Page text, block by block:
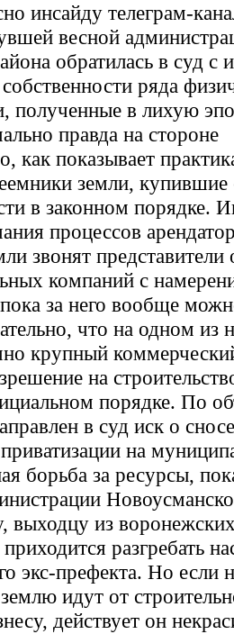
инсайду телеграм-
весной
обратилась в суд с
ряда
полученные в лихую
правда на стороне
как показывает
земли, купившие
в законном порядке.
процессов
звонят представители
компаний с
за него вообще
что на одном из
крупный
на
порядке. По
в суд иск о
на
борьба за ресурсы,
выходцу из
разгребать
экс-префекта. Но если
идут от
действует он